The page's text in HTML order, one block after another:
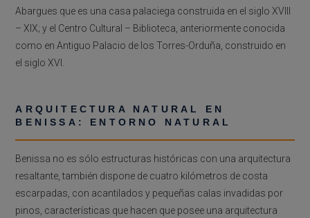
Abargues que es una casa palaciega construida en el siglo XVIII
– XIX; y el Centro Cultural – Biblioteca, anteriormente conocida
como en Antiguo Palacio de los Torres-Orduña, construido en
el siglo XVI.
ARQUITECTURA NATURAL EN
BENISSA: ENTORNO NATURAL
Benissa no es sólo estructuras históricas con una arquitectura
resaltante, también dispone de cuatro kilómetros de costa
escarpadas, con acantilados y pequeñas calas invadidas por
pinos, características que hacen que posee una arquitectura